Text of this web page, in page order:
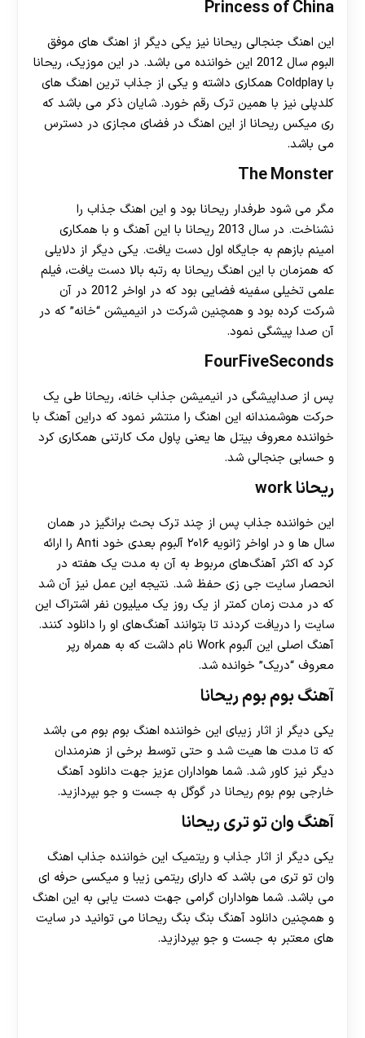
Princess of China
این اهنگ جنجالی ریحانا نیز یکی دیگر از اهنگ های موفق
البوم سال 2012 این خواننده می باشد. در این موزیک، ریحانا
با Coldplay همکاری داشته و یکی از جذاب ترین اهنگ های
کلدپلی نیز با همین ترک رقم خورد. شایان ذکر می باشد که
ری میکس ریحانا از این اهنگ در فضای مجازی در دسترس
می باشد.
The Monster
مگر می شود طرفدار ریحانا بود و این اهنگ جذاب را
نشناخت. در سال 2013 ریحانا با این آهنگ و با همکاری
امینم بازهم به جایگاه اول دست یافت. یکی دیگر از دلایلی
که همزمان با این اهنگ ریحانا به رتبه بالا دست یافت، فیلم
علمی تخیلی سفینه فضایی بود که در اواخر 2012 در آن
شرکت کرده بود و همچنین شرکت در انیمیشن “خانه” که در
آن صدا پیشگی نمود.
FourFiveSeconds
پس از صداپیشگی در انیمیشن جذاب خانه، ریحانا طی یک
حرکت هوشمندانه این اهنگ را منتشر نمود که دراین آهنگ با
خواننده معروف بیتل ها یعنی پاول مک کارتنی همکاری کرد
و حسابی جنجالی شد.
ریحانا work
این خواننده جذاب پس از چند ترک بحث برانگیز در همان
سال ها و در اواخر ژانویه ۲۰۱۶ آلبوم بعدی خود Anti را ارائه
کرد که اکثر آهنگ‌های مربوط به آن به مدت یک هفته در
انحصار سایت جی زی حفظ شد. نتیجه این عمل نیز آن شد
که در مدت زمان کمتر از یک روز یک‌ میلیون نفر اشتراک این
سایت را دریافت کردند تا بتوانند آهنگ‌های او را دانلود کنند.
آهنگ اصلی این آلبوم Work نام داشت که به همراه رپر
معروف “دریک” خوانده شد.
آهنگ بوم بوم ریحانا
یکی دیگر از اثار زیبای این خواننده اهنگ بوم بوم می باشد
که تا مدت ها هیت شد و حتی توسط برخی از هنرمندان
دیگر نیز کاور شد. شما هواداران عزیز جهت دانلود آهنگ
خارجی بوم بوم ریحانا در گوگل به جست و جو بپردازید.
آهنگ وان تو تری ریحانا
یکی دیگر از اثار جذاب و ریتمیک این خواننده جذاب اهنگ
وان تو تری می باشد که دارای ریتمی زیبا و میکسی حرفه ای
می باشد. شما هواداران گرامی جهت دست یابی به این اهنگ
و همچنین دانلود آهنگ بنگ بنگ ریحانا می توانید در سایت
های معتبر به جست و جو بپردازید.